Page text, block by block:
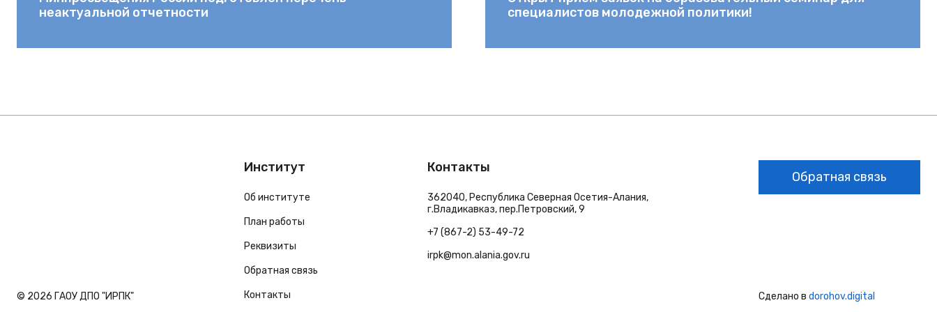
неактуальной отчетности
специалистов молодежной политики!
© 2026 ГАОУ ДПО "ИРПК"
Институт
Об институте
План работы
Реквизиты
Обратная связь
Контакты
Контакты
362040, Республика Северная Осетия-Алания,
г.Владикавказ, пер.Петровский, 9
+7 (867-2) 53-49-72
irpk@mon.alania.gov.ru
Обратная связь
Сделано в dorohov.digital